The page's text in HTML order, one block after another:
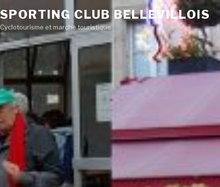
SPORTING CLUB BELLEVILLOIS
Cyclotourisme et marche touristique